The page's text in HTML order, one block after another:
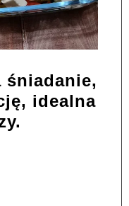
śniadanie,
idealna